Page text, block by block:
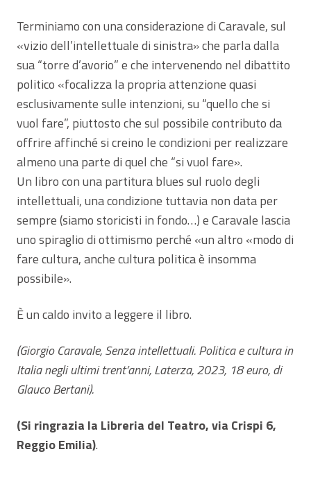
Terminiamo con una considerazione di Caravale, sul
«vizio dell’intellettuale di sinistra» che parla dalla
sua “torre d’avorio” e che intervenendo nel dibattito
politico «focalizza la propria attenzione quasi
esclusivamente sulle intenzioni, su “quello che si
vuol fare”, piuttosto che sul possibile contributo da
offrire affinché si creino le condizioni per realizzare
almeno una parte di quel che “si vuol fare».
Un libro con una partitura blues sul ruolo degli
intellettuali, una condizione tuttavia non data per
sempre (siamo storicisti in fondo…) e Caravale lascia
uno spiraglio di ottimismo perché «un altro «modo di
fare cultura, anche cultura politica è insomma
possibile».
È un caldo invito a leggere il libro.
(Giorgio Caravale, Senza intellettuali. Politica e cultura in
Italia negli ultimi trent’anni, Laterza, 2023, 18 euro, di
Glauco Bertani).
(Si ringrazia la Libreria del Teatro, via Crispi 6,
Reggio Emilia).